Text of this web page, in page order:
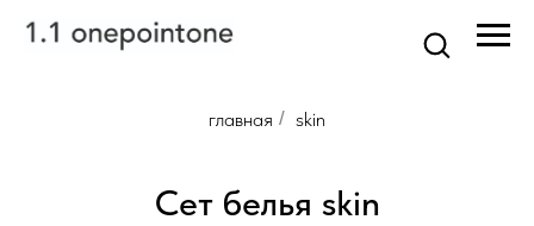
главная / skin
Сет белья skin